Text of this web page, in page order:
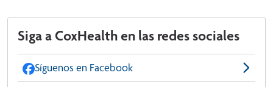
Siga a CoxHealth en las redes sociales
Síguenos en Facebook